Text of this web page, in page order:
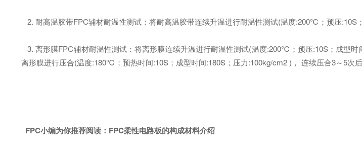
2. 耐高温胶带FPC辅材耐温性测试：将耐高温胶带连续升温进行耐温性测试(温度:200℃；预压:10S
3. 离形膜FPC辅材耐温性测试：将离形膜连续升温进行耐温性测试(温度:200℃；预压:10S；成型
离形膜进行压合(温度:180℃；预热时间:10S；成型时间:180S；压力:100kg/cm2 )， 连续压合3～5次
FPC小编为你推荐阅读： FPC柔性电路板的构成材料介绍